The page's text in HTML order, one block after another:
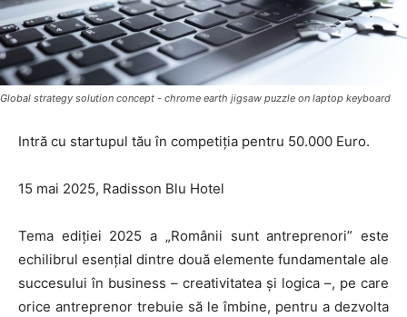
Global strategy solution concept - chrome earth jigsaw puzzle on laptop keyboard
Intră cu startupul tău în competiția pentru 50.000 Euro.
15 mai 2025, Radisson Blu Hotel
Tema ediției 2025 a „Românii sunt antreprenori” este
echilibrul esențial dintre două elemente fundamentale ale
succesului în business – creativitatea și logica –, pe care
orice antreprenor trebuie să le îmbine, pentru a dezvolta